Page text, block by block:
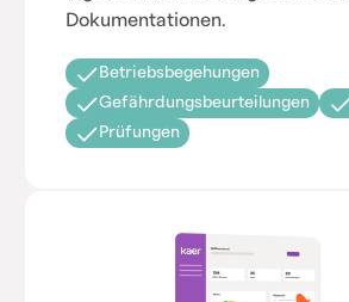
Dokumentationen.
Betriebsbegehungen
Gefährdungsbeurteilungen
Prüfungen